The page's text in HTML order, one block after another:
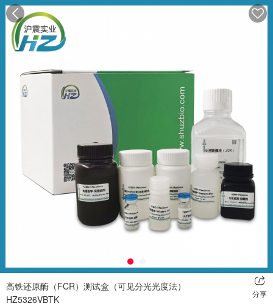
高铁还原酶（FCR）测试盒（可见分光光度法）
HZ5326VBTK
分享